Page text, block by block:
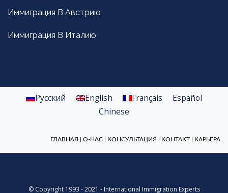
Иммиграция В Австрию
Иммиграция В Италию
Русский English Français
Español
Chinese
ГЛАВНАЯ О-НАС КОНСУЛЬТАЦИЯ КОНТАКТ КАРЬЕРА
© Copyright 1993 - 2021 - International Immigration Experts